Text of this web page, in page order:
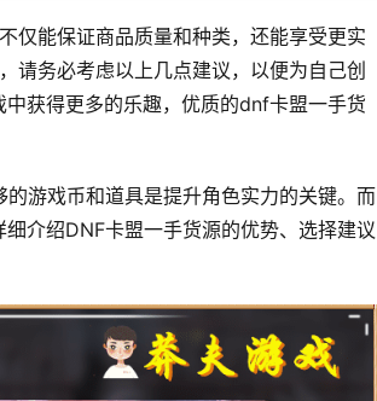
仅能保证商品质量和种类，还能享受更实
请务必考虑以上几点建议，以便为自己创
获得更多的乐趣，优质的dnf卡盟一手货
游戏币和道具是提升角色实力的关键。而
介绍DNF卡盟一手货源的优势、选择建议